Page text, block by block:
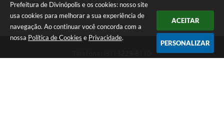
Prefeitura de Divinópolis e os cookies: nosso site
usa cookies para melhorar a sua experiência de
navegação. Ao continuar você concorda com a
nossa Política de Cookies e Privacidade.
ACEITAR
PERSONALIZAR